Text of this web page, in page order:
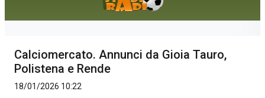
Calciomercato. Annunci da Gioia Tauro,
Polistena e Rende
18/01/2026 10:22